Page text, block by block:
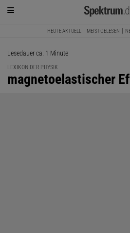
HEUTE AKTUELL MEISTGELESEN
Lesedauer ca. 1 Minute
LEXIKON DER PHYSIK
:
magnetoelastischer